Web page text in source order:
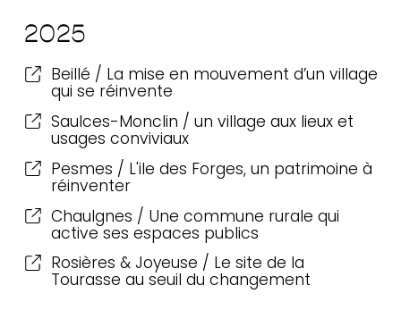
2025
Beillé / La mise en mouvement d’un village
qui se réinvente
Saulces-Monclin / un village aux lieux et
usages conviviaux
Pesmes / L'ile des Forges, un patrimoine à
réinventer
Chaulgnes / Une commune rurale qui
active ses espaces publics
Rosières & Joyeuse / Le site de la
Tourasse au seuil du changement
méthodes &
ressources